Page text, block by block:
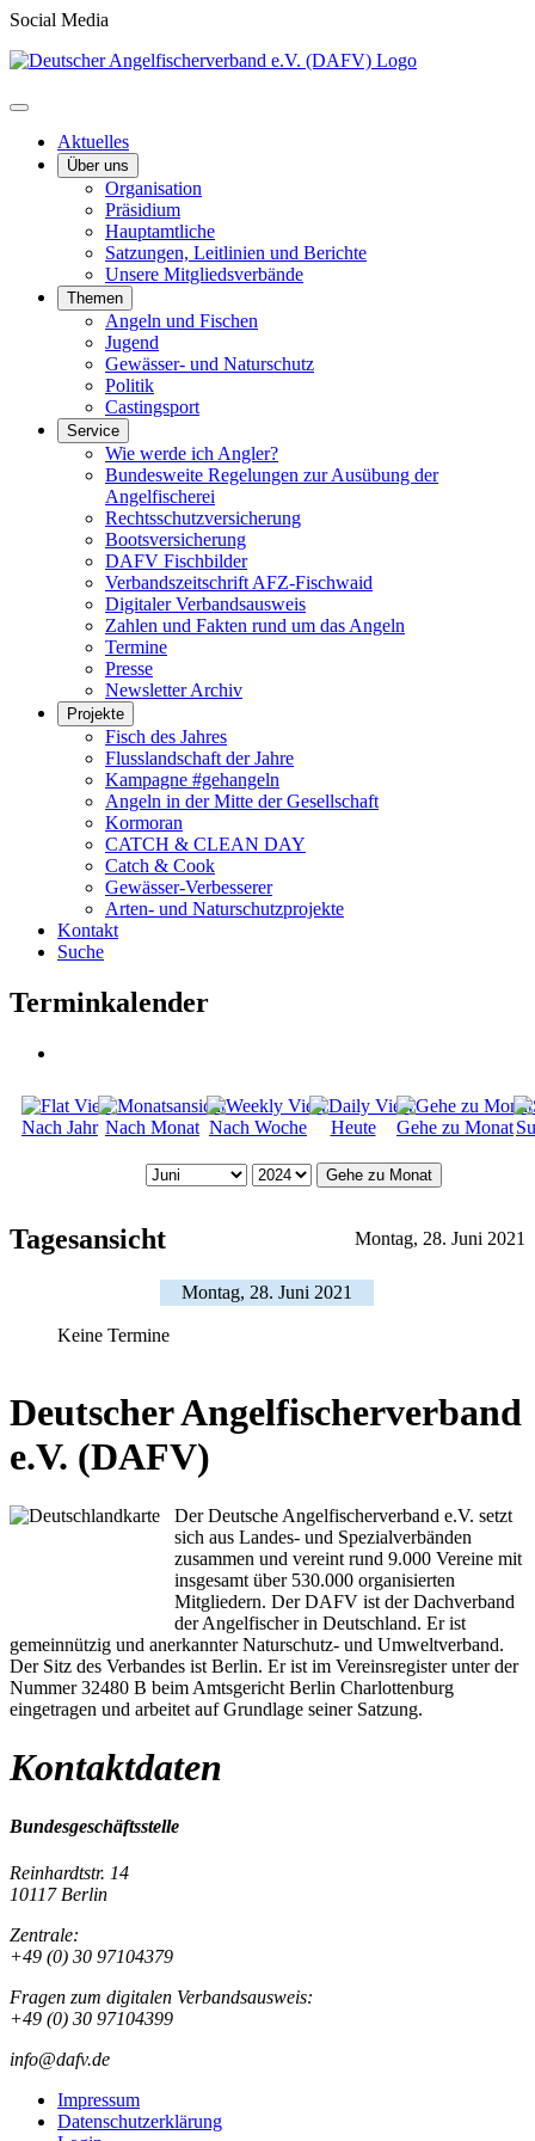
Social Media
Aktuelles
Über uns
Organisation
Präsidium
Hauptamtliche
Satzungen, Leitlinien und Berichte
Unsere Mitgliedsverbände
Themen
Angeln und Fischen
Jugend
Gewässer- und Naturschutz
Politik
Castingsport
Service
Wie werde ich Angler?
Bundesweite Regelungen zur Ausübung der
Angelfischerei
Rechtsschutzversicherung
Bootsversicherung
DAFV Fischbilder
Verbandszeitschrift AFZ-Fischwaid
Digitaler Verbandsausweis
Zahlen und Fakten rund um das Angeln
Termine
Presse
Newsletter Archiv
Projekte
Fisch des Jahres
Flusslandschaft der Jahre
Kampagne #gehangeln
Angeln in der Mitte der Gesellschaft
Kormoran
CATCH & CLEAN DAY
Catch & Cook
Gewässer-Verbesserer
Arten- und Naturschutzprojekte
Kontakt
Suche
Terminkalender
Nach Jahr Nach Monat Nach Woche Heute Gehe zu Monat
Gehe zu Monat
Tagesansicht Montag, 28. Juni 2021
Montag, 28. Juni 2021
Keine Termine
Deutscher Angelfischerverband
e.V. (DAFV)
Der Deutsche Angelfischerverband e.V. setzt
sich aus Landes- und Spezialverbänden
zusammen und vereint rund 9.000 Vereine mit
insgesamt über 530.000 organisierten
Mitgliedern. Der DAFV ist der Dachverband
der Angelfischer in Deutschland. Er ist
gemeinnützig und anerkannter Naturschutz- und Umweltverband.
Der Sitz des Verbandes ist Berlin. Er ist im Vereinsregister unter der
Nummer 32480 B beim Amtsgericht Berlin Charlottenburg
eingetragen und arbeitet auf Grundlage seiner Satzung.
Kontaktdaten
Bundesgeschäftsstelle
Reinhardtstr. 14
10117 Berlin
Zentrale:
+49 (0) 30 97104379
Fragen zum digitalen Verbandsausweis:
+49 (0) 30 97104399
info@dafv.de
Impressum
Datenschutzerklärung